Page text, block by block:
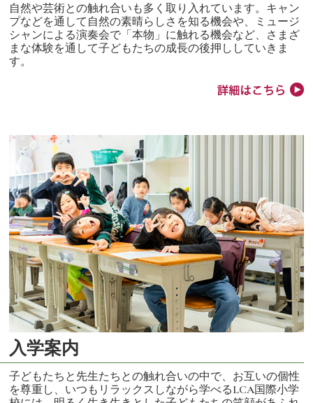
自然や芸術との触れ合いも多く取り入れています。キャン
プなどを通して自然の素晴らしさを知る機会や、ミュージ
シャンによる演奏会で「本物」に触れる機会など、さまざ
まな体験を通して子どもたちの成長の後押ししていきま
す。
入学案内
子どもたちと先生たちとの触れ合いの中で、お互いの個性
を尊重し、いつもリラックスしながら学べるLCA国際小学